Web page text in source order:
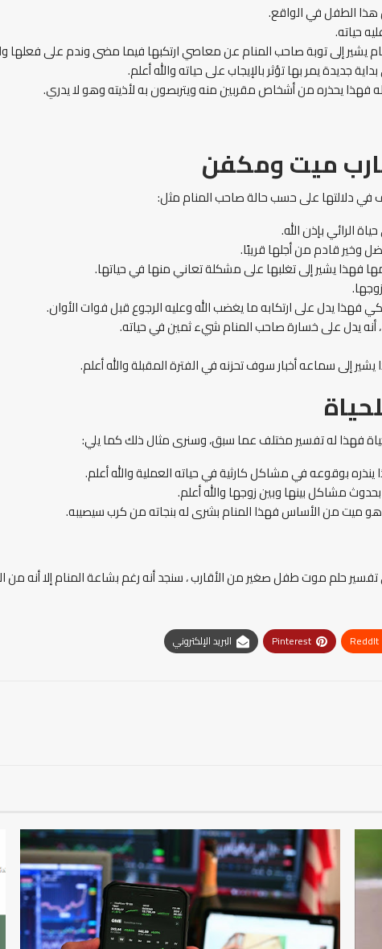
هذا الطفل في الواقع.
حياته.
يشير إلى توبة صاحب المنام عن معاصي ارتكبها فيما مضى وندم على فعلها
يمر بها تؤثر بالإيجاب على حياته والله أعلم.
يحذره من أشخاص مقربين منه ويتربصون به لأذيته وهو لا يدري.
ميت ومكفن
في دلالتها على حسب حالة صاحب المنام مثل:
الرائي بإذن الله.
وخير قادم من أجلها قريبًا.
فهذا يشير إلى تغلبها على مشكلة تعاني منها في حياتها.
يدل على ارتكابه ما يغضب الله وعليه الرجوع قبل فوات الأوان.
أنه يدل على خسارة صاحب المنام شيء ثمين في حياته.
إلى سماعه أخبار سوف تحزنه في الفترة المقبلة والله أعلم.
فهذا له تفسير مختلف عما سبق، وسنرى مثال ذلك كما يلي:
بوقوعه في مشاكل كارثية في حياته العملية والله أعلم.
مشاكل بينها وبين زوجها والله أعلم.
ميت من الأساس فهذا المنام بشرى له بنجاته من كرب سيصيبه.
حلم موت طفل صغير من الأقارب ، سنجد أنه رغم بشاعة المنام إلا أنه من
ReddIt
Pinterest البريد الإلكتروني